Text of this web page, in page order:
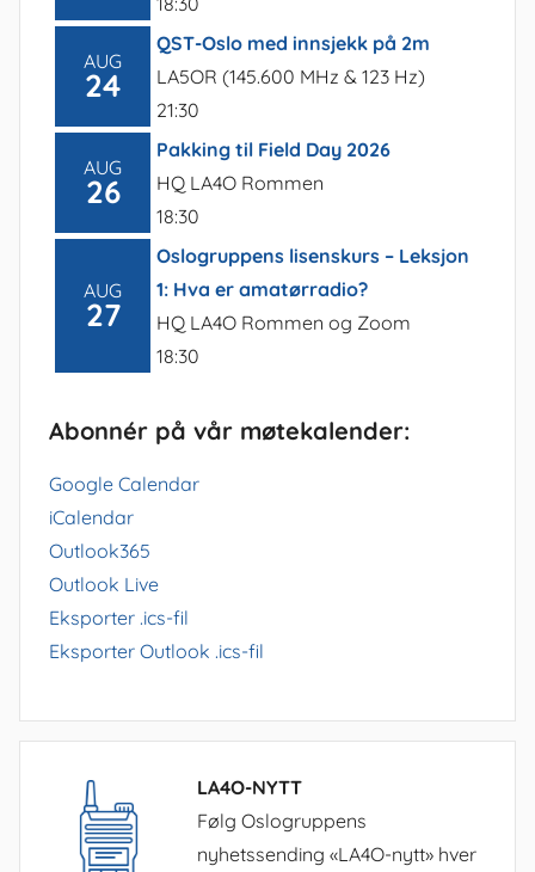
AUG
24
QST-Oslo med innsjekk på 2m
LA5OR (145.600 MHz & 123 Hz)
21:30
AUG
26
Pakking til Field Day 2026
HQ LA4O Rommen
18:30
AUG
27
Oslogruppens lisenskurs – Leksjon
1: Hva er amatørradio?
HQ LA4O Rommen og Zoom
18:30
Abonnér på vår møtekalender:
Google Calendar
iCalendar
Outlook365
Outlook Live
Eksporter .ics-fil
Eksporter Outlook .ics-fil
LA4O-NYTT
Følg Oslogruppens
nyhetssending «LA4O-nytt» hver